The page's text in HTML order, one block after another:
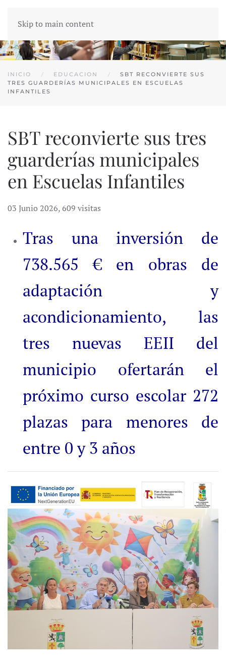
Skip to main content
INICIO EDUCACION
SBT RECONVIERTE SUS
TRES GUARDERÍAS MUNICIPALES EN ESCUELAS
INFANTILES
SBT reconvierte sus tres
guarderías municipales
en Escuelas Infantiles
03 Junio 2026,609 visitas
Tras una inversión de
738.565 € en obras de
adaptación y
acondicionamiento, las
tres nuevas EEII del
municipio ofertarán el
próximo curso escolar 272
plazas para menores de
entre 0 y 3 años